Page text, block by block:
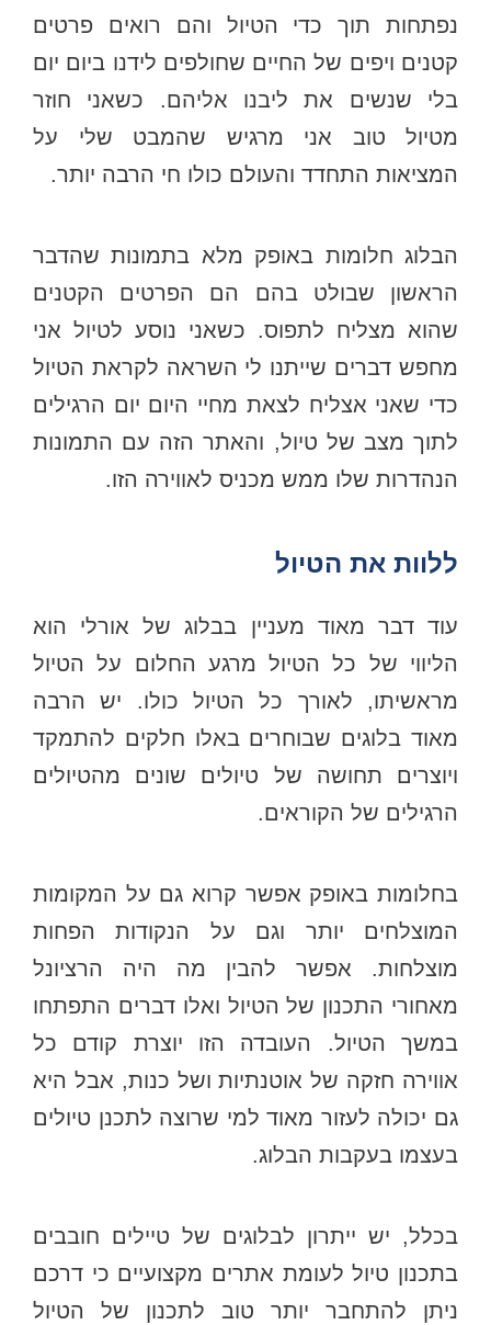
נפתחות תוך כדי הטיול והם רואים פרטים
קטנים ויפים של החיים שחולפים לידנו ביום יום
בלי שנשים את ליבנו אליהם. כשאני חוזר
מטיול טוב אני מרגיש שהמבט שלי על
המציאות התחדד והעולם כולו חי הרבה יותר.
הבלוג חלומות באופק מלא בתמונות שהדבר
הראשון שבולט בהם הם הפרטים הקטנים
שהוא מצליח לתפוס. כשאני נוסע לטיול אני
מחפש דברים שייתנו לי השראה לקראת הטיול
כדי שאני אצליח לצאת מחיי היום יום הרגילים
לתוך מצב של טיול, והאתר הזה עם התמונות
הנהדרות שלו ממש מכניס לאווירה הזו.
ללוות את הטיול
עוד דבר מאוד מעניין בבלוג של אורלי הוא
הליווי של כל הטיול מרגע החלום על הטיול
מראשיתו, לאורך כל הטיול כולו. יש הרבה
מאוד בלוגים שבוחרים באלו חלקים להתמקד
ויוצרים תחושה של טיולים שונים מהטיולים
הרגילים של הקוראים.
בחלומות באופק אפשר קרוא גם על המקומות
המוצלחים יותר וגם על הנקודות הפחות
מוצלחות. אפשר להבין מה היה הרציונל
מאחורי התכנון של הטיול ואלו דברים התפתחו
במשך הטיול. העובדה הזו יוצרת קודם כל
אווירה חזקה של אוטנתיות ושל כנות, אבל היא
גם יכולה לעזור מאוד למי שרוצה לתכנן טיולים
בעצמו בעקבות הבלוג.
בכלל, יש ייתרון לבלוגים של טיילים חובבים
בתכנון טיול לעומת אתרים מקצועיים כי דרכם
ניתן להתחבר יותר טוב לתכנון של הטיול